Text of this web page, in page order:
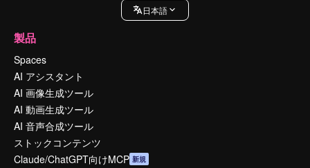
日本語
製品
Spaces
AI アシスタント
AI 画像生成ツール
AI 動画生成ツール
AI 音声合成ツール
ストックコンテンツ
Claude/ChatGPT向けMCP 新規